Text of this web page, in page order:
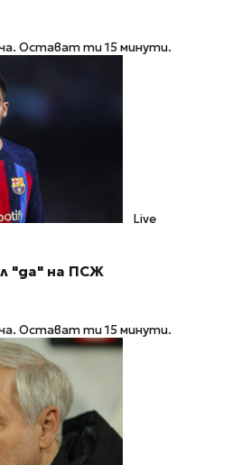
Остават ти 15 минути.
Live
"да" на ПСЖ
Остават ти 15 минути.